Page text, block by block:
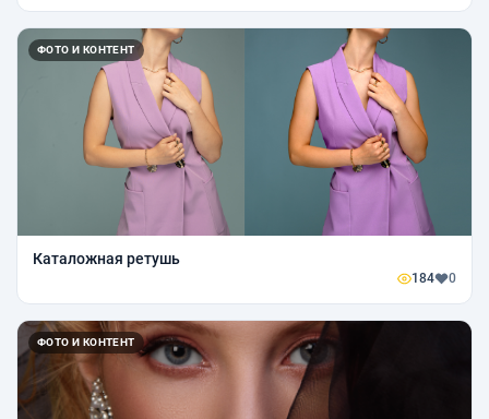
ФОТО И КОНТЕНТ
Каталожная ретушь
184 0
ФОТО И КОНТЕНТ